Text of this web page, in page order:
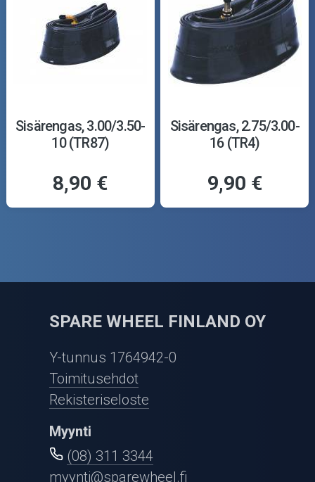
Sisärengas, 3.00/3.50-
10 (TR87)
8,90 €
Sisärengas, 2.75/3.00-
16 (TR4)
9,90 €
SPARE WHEEL FINLAND OY
Y-tunnus 1764942-0
Toimitusehdot
Rekisteriseloste
Myynti
(08) 311 3344
myynti@sparewheel.fi